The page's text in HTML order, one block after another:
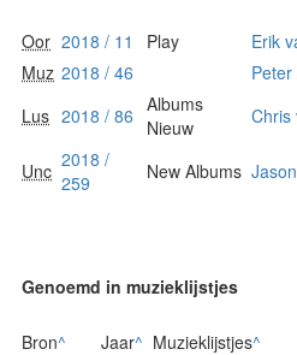
Oor 2018 / 11 Play
Erik
Muz 2018 / 46
Lus 2018 / 86 Albums
Nieuw
Chris
Unc 2018 /
259
New Albums
Genoemd in muzieklijstjes
Bron^ Jaar^ Muzieklijstjes^